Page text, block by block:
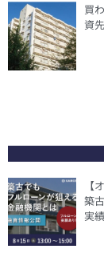
買
資
【
築
実